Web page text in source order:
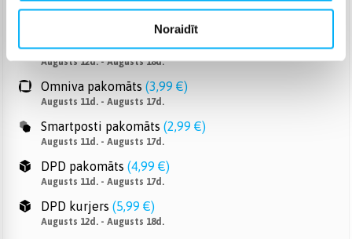
Noraidīt
Augusts 11d. - Augusts 17d.
4,99 €)
Apmaksā pilnu summu skaidrā naudā piegādes brīdī.
Augusts 12d. - Augusts 18d.
Omniva pakomāts (3,99 €)
Augusts 11d. - Augusts 17d.
Smartposti pakomāts (2,99 €)
Augusts 11d. - Augusts 17d.
DPD pakomāts (4,99 €)
Augusts 11d. - Augusts 17d.
DPD kurjers (5,99 €)
Augusts 12d. - Augusts 18d.